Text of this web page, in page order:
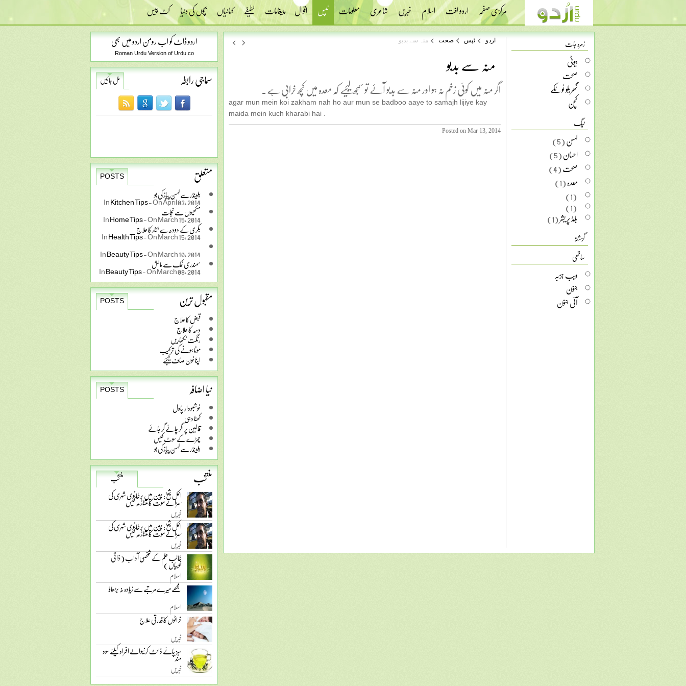
مرکزی صفحہ اردو لغت اسلام خبریں شاعری معلومات ٹپس اقوال پیغامات لطیفے کہانیاں بچوں کی دنیا کٹ پیس
اردو ڈاٹ کو اب رومن اردو میں بھی
Roman Urdu Version of Urdu.co
سماجی رابطہ مل جائیں
متعلق
POSTS
بلینڈر سے لہسن پیاز کی بو
InKitchen Tips-On April 03, 2014
مکھیوں سے نجات InHome Tips-On March 15, 2014
بکری کے دودھ سے بخار کا علاج InHealth Tips-On March 15, 2014
InBeauty Tips-On March 10, 2014
سمندری نمک سے مالش InBeauty Tips-On March 08, 2014
مقبول ترین
POSTS
قبض کا علاج
دمہ کا علاج
رنگت نکھاریں
موٹا ہونے کی ترکیب
اپنا خون صاف کیجئے
نیا اضافہ
POSTS
خوشبودار چاول
کھٹا دہی
قالین پر اگر چائے گر جائے
چمڑے کے سوٹ کیس
بلینڈر سے لہسن پیاز کی بو
منتخب
منتخب
اکمل شیخ: چین میں برطانوی شہری کی
سزائے موت کا متنازعہ کیس
خبریں
اکمل شیخ: چین میں برطانوی شہری کی
سزائے موت کا متنازعہ کیس
خبریں
طالب علم کے شخصی آداب ( ذاتی
خوبیاں )
اسلام
مجھے میرے مرتبے سے زیادہ نہ بڑھاؤ
اسلام
خراٹوں کا قدرتی علاج
خبریں
سبز چائے ڈائٹ کرنیوالے افراد کیلئے سود
مند
خبریں
اردو ٹپس صحت منہ سے بدبو
منہ سے بدبو
اگر منہ میں کوئی زخم نہ ہو اور منہ سے بدبو آئے تو سمجھ لیجیے کہ معدہ میں کچھ خرابی ہے۔
agar mun mein koi zakham nah ho aur mun se badboo aaye to samajh lijiye kay
maida mein kuch kharabi hai .
Posted on Mar 13, 2014
زمرہ جات
بیوٹی
صحت
گھریلو ٹوٹکے
کچن
ٹیگ
لہسن(5)
احسان(5)
صحت(4)
معدہ(1)
(1)
(1)
بلڈ پریشر(1)
گزشتہ
ساتھی
ویب جزبہ
جنون
آئی جنون